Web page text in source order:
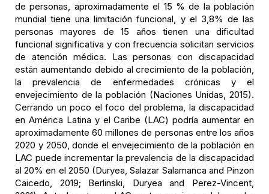
de personas, aproximadamente el 15 % de la población
mundial tiene una limitación funcional, y el 3,8% de las
personas mayores de 15 años tienen una dificultad
funcional significativa y con frecuencia solicitan servicios
de atención médica. Las personas con discapacidad
están aumentando debido al crecimiento de la población,
la prevalencia de enfermedades crónicas y el
envejecimiento de la población (Naciones Unidas, 2015).
Cerrando un poco el foco del problema, la discapacidad
en América Latina y el Caribe (LAC) podría aumentar en
aproximadamente 60 millones de personas entre los años
2020 y 2050, donde el envejecimiento de la población en
LAC puede incrementar la prevalencia de la discapacidad
al 20% en el 2050 (Duryea, Salazar Salamanca and Pinzon
Caicedo, 2019; Berlinski, Duryea and Perez-Vincent,